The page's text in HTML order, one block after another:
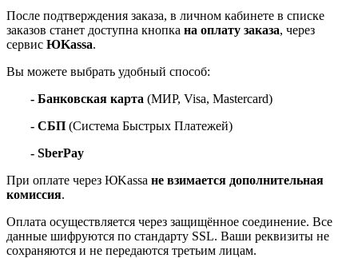
После подтверждения заказа, в личном кабинете в списке
заказов станет доступна кнопка на оплату заказа, через
сервис ЮKassa.
Вы можете выбрать удобный способ:
- Банковская карта (МИР, Visa, Mastercard)
- СБП (Система Быстрых Платежей)
- SberPay
При оплате через ЮKassa не взимается дополнительная
комиссия.
Оплата осуществляется через защищённое соединение. Все
данные шифруются по стандарту SSL. Ваши реквизиты не
сохраняются и не передаются третьим лицам.